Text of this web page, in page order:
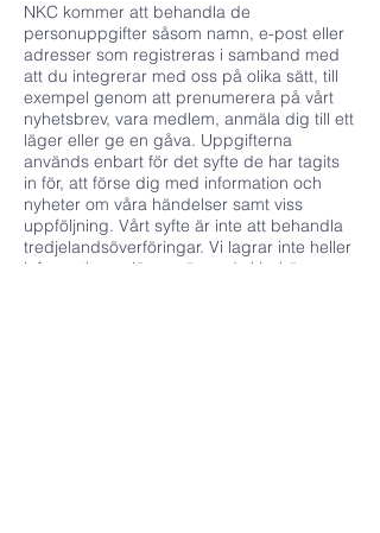
NKC kommer att behandla de
personuppgifter såsom namn, e-post eller
adresser som registreras i samband med
att du integrerar med oss på olika sätt, till
exempel genom att prenumerera på vårt
nyhetsbrev, vara medlem, anmäla dig till ett
läger eller ge en gåva. Uppgifterna
används enbart för det syfte de har tagits
in för, att förse dig med information och
nyheter om våra händelser samt viss
uppföljning. Vårt syfte är inte att behandla
tredjelandsöverföringar. Vi lagrar inte heller
informationen längre än vad vi behöver